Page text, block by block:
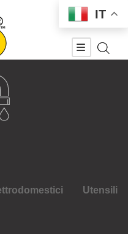
Utensili
IT